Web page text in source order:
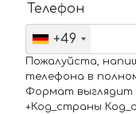
Телефон
+49
Пожалуйста,
телефона в
Формат выглядит
+Код_страны